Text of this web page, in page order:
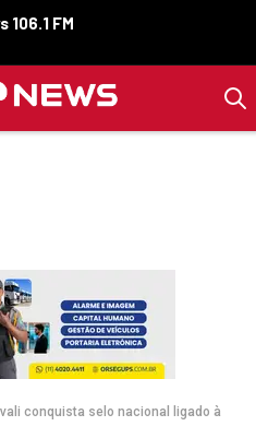
106.1 FM
conquista selo nacional ligado à